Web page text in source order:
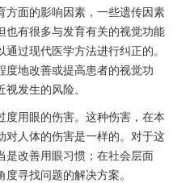
方面的影响因素，一些遗传因素
也有很多与发育有关的视觉功能
过现代医学方法进行纠正的。
度地改善或提高患者的视觉功
发生的风险。
用眼的伤害。这种伤害，在本
对人体的伤害是一样的。对于这
是改善用眼习惯；在社会层面
寻找问题的解决方案。